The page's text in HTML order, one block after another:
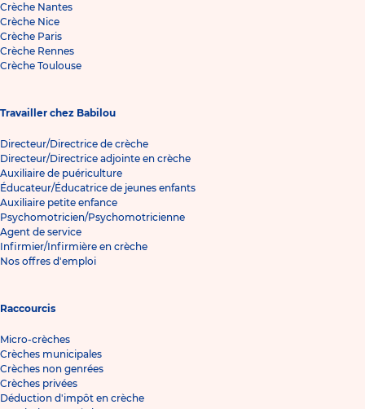
Crèche Nantes
Crèche Nice
Crèche Paris
Crèche Rennes
Crèche Toulouse
Travailler chez Babilou
Directeur/Directrice de crèche
Directeur/Directrice adjointe en crèche
Auxiliaire de puériculture
Éducateur/Éducatrice de jeunes enfants
Auxiliaire petite enfance
Psychomotricien/Psychomotricienne
Agent de service
Infirmier/Infirmière en crèche
Nos offres d'emploi
Raccourcis
Micro-crèches
Crèches municipales
Crèches non genrées
Crèches privées
Déduction d'impôt en crèche